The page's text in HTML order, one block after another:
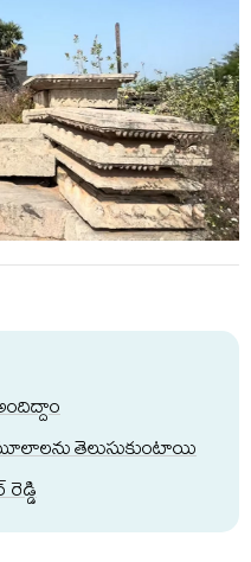
తెలుసుకుంటాయి